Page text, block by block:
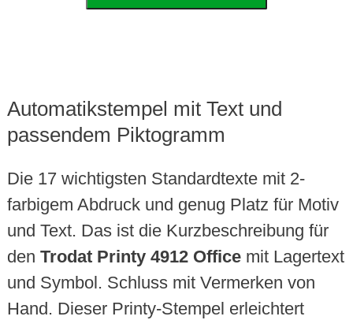
Automatikstempel mit Text und
passendem Piktogramm
Die 17 wichtigsten Standardtexte mit 2-
farbigem Abdruck und genug Platz für Motiv
und Text. Das ist die Kurzbeschreibung für
den Trodat Printy 4912 Officemit Lagertext
und Symbol. Schluss mit Vermerken von
Hand. Dieser Printy-Stempel erleichtert